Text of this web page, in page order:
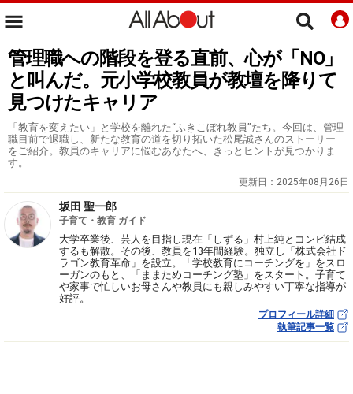
管理職への階段を登る直前、心が「NO」
と叫んだ。元小学校教員が教壇を降りて
見つけたキャリア
「教育を変えたい」と学校を離れた“ふきこぼれ教員”たち。今回は、管理
職目前で退職し、新たな教育の道を切り拓いた松尾誠さんのストーリー
をご紹介。教員のキャリアに悩むあなたへ、きっとヒントが見つかりま
す。
更新日： 2025年08月26日
坂田 聖一郎
子育て・教育 ガイド
大学卒業後、芸人を目指し現在「しずる」村上純とコンビ結成
するも解散。その後、教員を13年間経験。独立し「株式会社ド
ラゴン教育革命」を設立。「学校教育にコーチングを」をスロ
ーガンのもと、「ままためコーチング塾」をスタート。子育て
や家事で忙しいお母さんや教員にも親しみやすい丁寧な指導が
好評。
プロフィール詳細
執筆記事一覧